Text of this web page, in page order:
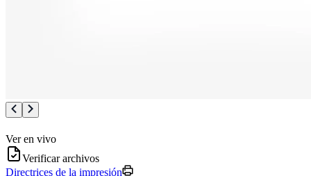
Ver en vivo
Verificar archivos
Directrices de la impresión